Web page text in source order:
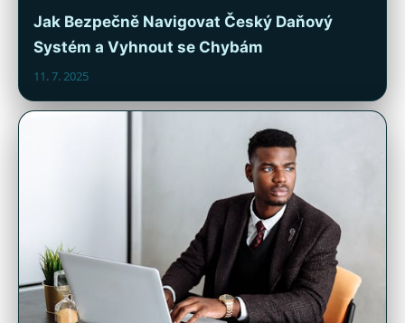
Jak Bezpečně Navigovat Český Daňový
Systém a Vyhnout se Chybám
11. 7. 2025